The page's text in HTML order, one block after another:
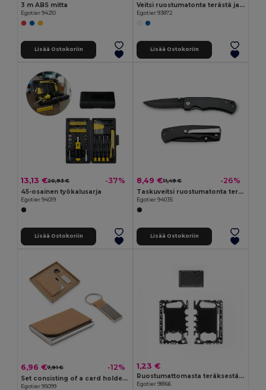
3 m ABS mitta
Egotier 94210
Lisää Ostokoriin
Veitsi ruostumatonta terästä ja PP
Egotier 93872
Lisää Ostokoriin
13,13 €20,93 € -37%
45-osainen työkalusarja
Egotier 94019
Lisää Ostokoriin
8,49 €11,49 € -26%
Taskuveitsi ruostumatonta terästä ja metallia
Egotier 94035
Lisää Ostokoriin
6,96 €7,91 € -12%
Set consisting of a card holder and a key holder, both in metal and cork
Egotier 95099
1,23 €
Ruostumattomasta teräksestä valmistettu monitoimikortti, jossa on 20 toimintoa
Egotier 98166